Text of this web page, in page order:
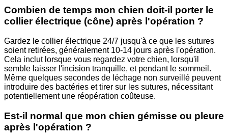
Combien de temps mon chien doit-il porter le
collier électrique (cône) après l'opération ?
Gardez le collier électrique 24/7 jusqu'à ce que les sutures
soient retirées, généralement 10-14 jours après l'opération.
Cela inclut lorsque vous regardez votre chien, lorsqu'il
semble laisser l'incision tranquille, et pendant le sommeil.
Même quelques secondes de léchage non surveillé peuvent
introduire des bactéries et tirer sur les sutures, nécessitant
potentiellement une réopération coûteuse.
Est-il normal que mon chien gémisse ou pleure
après l'opération ?